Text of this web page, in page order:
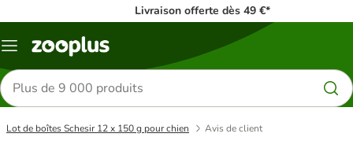
Livraison offerte dès 49 €*
Menu
Rechercher
des
produits
Lot de boîtes Schesir 12 x 150 g pour chien Avis de client